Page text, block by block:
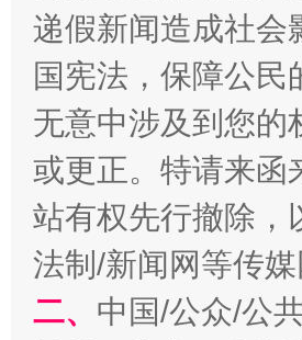
巳巳如意，开工大吉！
递假新闻造成社会
国宪法，保障公
无意中涉及到您的
或更正。特请来函
站有权先行撤除，
法制/新闻网等传
二、 中国/公众/公